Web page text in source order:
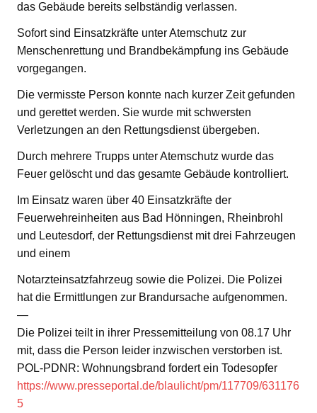
das Gebäude bereits selbständig verlassen.
Sofort sind Einsatzkräfte unter Atemschutz zur
Menschenrettung und Brandbekämpfung ins Gebäude
vorgegangen.
Die vermisste Person konnte nach kurzer Zeit gefunden
und gerettet werden. Sie wurde mit schwersten
Verletzungen an den Rettungsdienst übergeben.
Durch mehrere Trupps unter Atemschutz wurde das
Feuer gelöscht und das gesamte Gebäude kontrolliert.
Im Einsatz waren über 40 Einsatzkräfte der
Feuerwehreinheiten aus Bad Hönningen, Rheinbrohl
und Leutesdorf, der Rettungsdienst mit drei Fahrzeugen
und einem
Notarzteinsatzfahrzeug sowie die Polizei. Die Polizei
hat die Ermittlungen zur Brandursache aufgenommen.
—
Die Polizei teilt in ihrer Pressemitteilung von 08.17 Uhr
mit, dass die Person leider inzwischen verstorben ist.
POL-PDNR: Wohnungsbrand fordert ein Todesopfer
https://www.presseportal.de/blaulicht/pm/117709/631176
5